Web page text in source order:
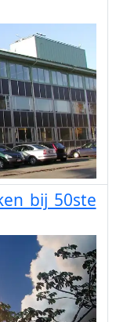
bij 50ste